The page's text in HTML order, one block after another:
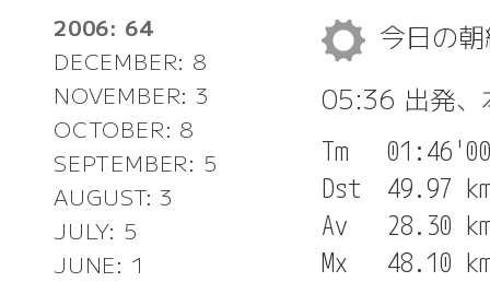
2006: 64
DECEMBER: 8
NOVEMBER: 3
OCTOBER: 8
SEPTEMBER: 5
AUGUST: 3
JULY: 5
JUNE: 1
今日の
05:36 出発、
Tm
Dst  49.97
Av   28.30
Mx   48.10